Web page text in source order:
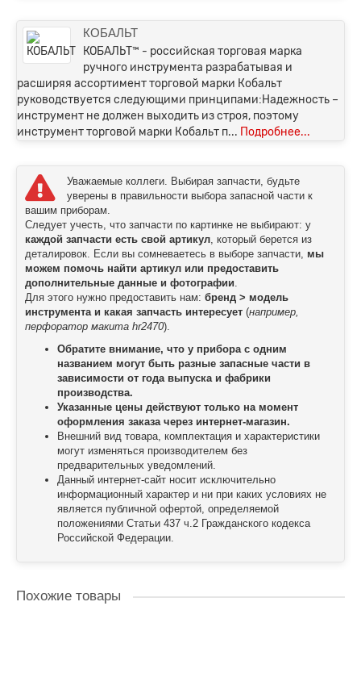
КОБАЛЬТ
КОБАЛЬТ™ - российская торговая марка
ручного инструмента разрабатывая и
расширяя ассортимент торговой марки Кобальт
руководствуется следующими принципами:Надежность –
инструмент не должен выходить из строя, поэтому
инструмент торговой марки Кобальт п... Подробнее...
Уважаемые коллеги. Выбирая запчасти, будьте
уверены в правильности выбора запасной части к
вашим приборам.
Следует учесть, что запчасти по картинке не выбирают: у
каждой запчасти есть свой артикул, который берется из
деталировок. Если вы сомневаетесь в выборе запчасти, мы
можем помочь найти артикул или предоставить
дополнительные данные и фотографии.
Для этого нужно предоставить нам: бренд > модель
инструмента и какая запчасть интересует (например,
перфоратор макита hr2470).
Обратите внимание, что у прибора с одним
названием могут быть разные запасные части в
зависимости от года выпуска и фабрики
производства.
Указанные цены действуют только на момент
оформления заказа через интернет-магазин.
Внешний вид товара, комплектация и характеристики
могут изменяться производителем без
предварительных уведомлений.
Данный интернет-сайт носит исключительно
информационный характер и ни при каких условиях не
является публичной офертой, определяемой
положениями Статьи 437 ч.2 Гражданского кодекса
Российской Федерации.
Похожие товары